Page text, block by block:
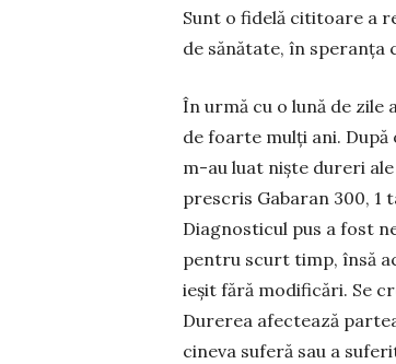
Sunt o fidelă cititoare a
de să­nă­tate, în speranța
În urmă cu o lună de
de foarte mulți ani. După
m-au luat niște dureri
prescris Gabaran 300, 1
Diagnosticul pus a fost
pentru scurt timp, însă
ieșit fără modificări. Se
Durerea afectează
ci­neva suferă sau a